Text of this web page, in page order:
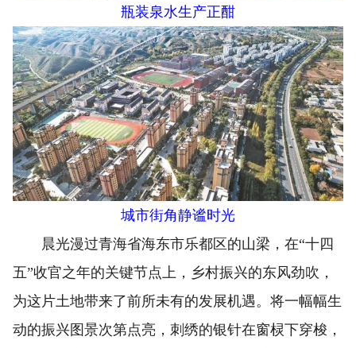
瓶装泉水生产正酣
城市街角静谧时光
晨光漫过青海省海东市乐都区的山梁，在“十四
五”收官之年的关键节点上，乡村振兴的东风劲吹，
为这片土地带来了前所未有的发展机遇。将一幅幅生
动的振兴图景次第点亮，刺绣的银针在窗棂下穿梭，